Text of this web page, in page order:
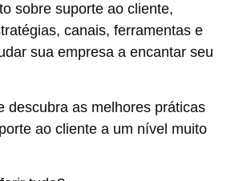
sobre suporte ao cliente,
canais, ferramentas e
sua empresa a encantar seu
descubra as melhores práticas
ao cliente a um nível muito